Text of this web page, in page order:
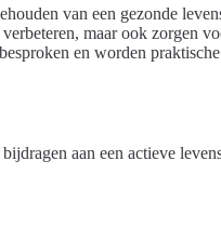
van een gezonde
maar ook zorgen
en worden
aan een actieve